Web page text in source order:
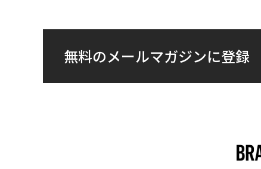
無料のメールマガジンに登録